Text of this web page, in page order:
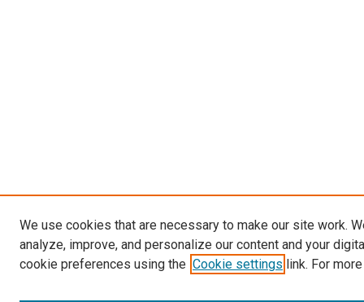
We use cookies that are necessary to make our site work.
analyze, improve, and personalize our content and your
cookie preferences using the Cookie settings link. For